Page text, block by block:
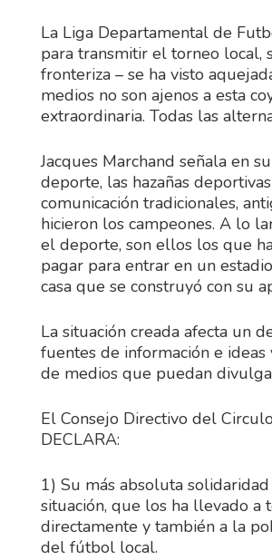
La Liga Departamental de
para transmitir el torneo local,
fronteriza – se ha visto
medios no son ajenos a esta
extraordinaria. Todas las
Jacques Marchand señala en
deporte, las hazañas
comunicación tradicionales,
hicieron los campeones. A lo
el deporte, son ellos los que
pagar para entrar en un
casa que se construyó con su
La situación creada afecta un
fuentes de información e
de medios que puedan
El Consejo Directivo del
DECLARA:
1) Su más absoluta
situación, que los ha llevado a
directamente y también a la
del fútbol local.